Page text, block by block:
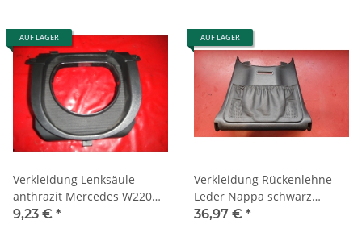
AUF LAGER
Verkleidung Lenksäule
anthrazit Mercedes W220
2204600295 9B51
9,23 € *
AUF LAGER
Verkleidung Rückenlehne
Leder Nappa schwarz
Mercedes W220 2209101639
36,97 € *